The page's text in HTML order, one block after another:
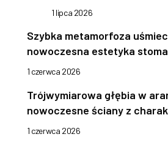
1 lipca 2026
Szybka metamorfoza
nowoczesna estetyka
1 czerwca 2026
Trójwymiarowa głębia w
nowoczesne ściany z
1 czerwca 2026